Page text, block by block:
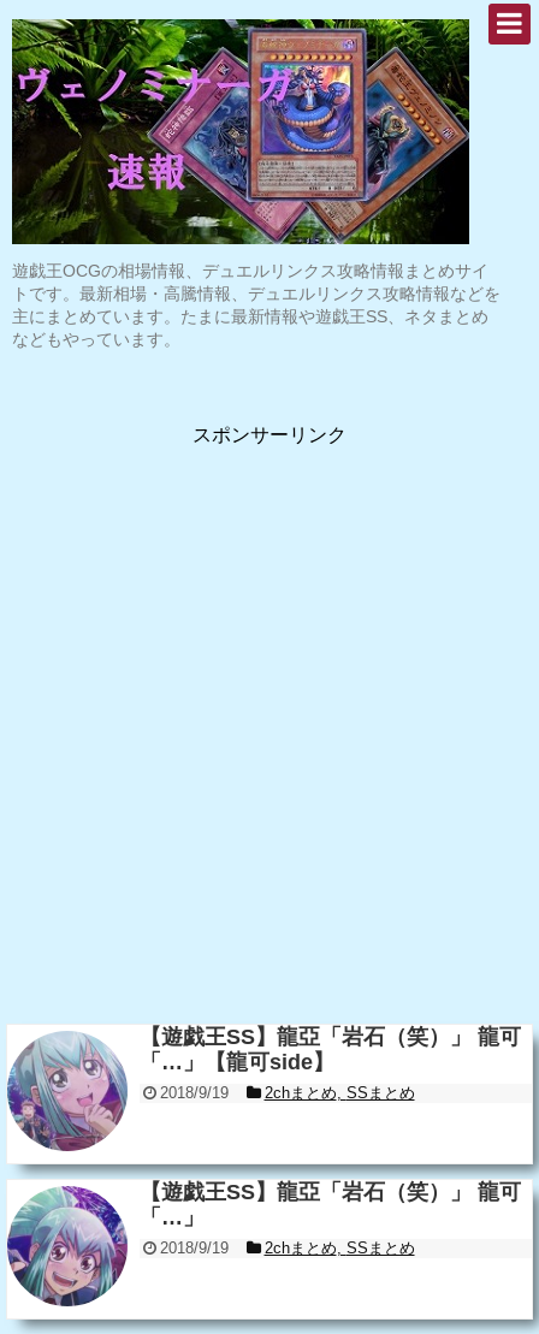
遊戯王OCGの相場情報、デュエルリンクス攻略情報まとめサイ
トです。最新相場・高騰情報、デュエルリンクス攻略情報などを
主にまとめています。たまに最新情報や遊戯王SS、ネタまとめ
などもやっています。
スポンサーリンク
【遊戯王SS】龍亞「岩石（笑）」 龍可
「…」【龍可side】
2018/9/19 2chまとめ, SSまとめ
【遊戯王SS】龍亞「岩石（笑）」 龍可
「…」
2018/9/19 2chまとめ, SSまとめ